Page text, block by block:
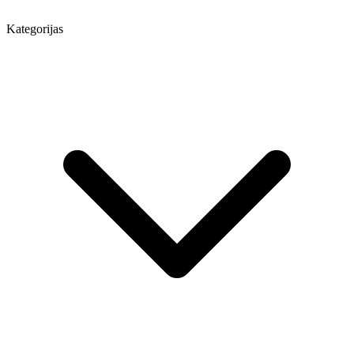
Kategorijas